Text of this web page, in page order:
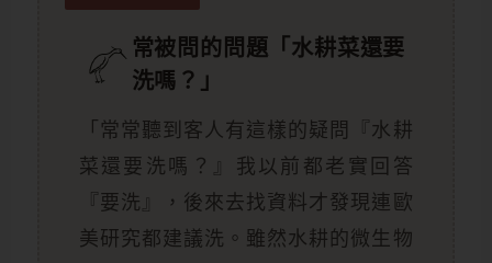
常被問的問題「水耕菜還要
洗嗎？」
「常常聽到客人有這樣的疑問『水耕
菜還要洗嗎？』我以前都老實回答
『要洗』，後來去找資料才發現連歐
美研究都建議洗。雖然水耕的微生物